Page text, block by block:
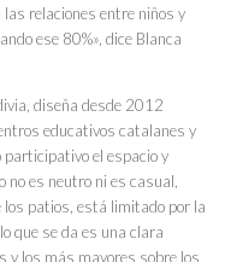
las relaciones entre niños y
ese 80%», dice Blanca
diseña desde 2012
educativos catalanes y
el espacio y
es neutro ni es casual,
los patios, está limitado por la
que se da es una clara
y los más mayores sobre los